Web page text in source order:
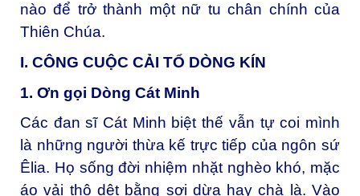
nào để trở thành một nữ tu chân chính của
Thiên Chúa.
I. CÔNG CUỘC CẢI TỔ DÒNG KÍN
1. Ơn gọi Dòng Cát Minh
Các đan sĩ Cát Minh biệt thế vẫn tự coi mình
là những người thừa kế trực tiếp của ngôn sứ
Êlia. Họ sống đời nhiệm nhặt nghèo khó, mặc
áo vải thô dệt bằng sợi dừa hay chà là. Vào